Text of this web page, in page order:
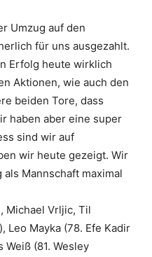
Umzug auf den
für uns ausgezahlt.
Erfolg heute wirklich
Aktionen, wie auch den
beiden Tore, dass
haben aber eine super
sind wir auf
wir heute gezeigt. Wir
Mannschaft maximal
Michael Vrljic, Til
Leo Mayka (78. Efe Kadir
Weiß (81. Wesley